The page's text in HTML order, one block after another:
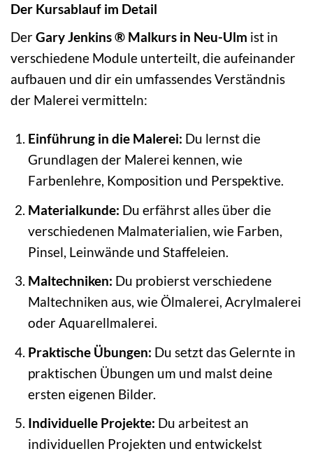
Der Kursablauf im Detail
DerGary Jenkins ® Malkurs in Neu-Ulm ist in
verschiedene Module unterteilt, die aufeinander
aufbauen und dir ein umfassendes Verständnis
der Malerei vermitteln:
Einführung in die Malerei: Du lernst die
Grundlagen der Malerei kennen, wie
Farbenlehre, Komposition und Perspektive.
Materialkunde: Du erfährst alles über die
verschiedenen Malmaterialien, wie Farben,
Pinsel, Leinwände und Staffeleien.
Maltechniken: Du probierst verschiedene
Maltechniken aus, wie Ölmalerei, Acrylmalerei
oder Aquarellmalerei.
Praktische Übungen: Du setzt das Gelernte in
praktischen Übungen um und malst deine
ersten eigenen Bilder.
Individuelle Projekte: Du arbeitest an
individuellen Projekten und entwickelst